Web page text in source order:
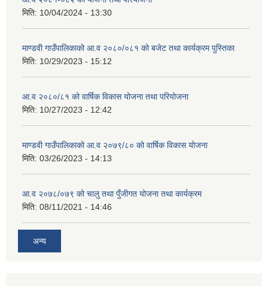
मिति: 10/04/2024 - 13:30
माण्डवी गाउँपालिकाको आ.व २०८०/०८१ को बजेट तथा कार्यक्रम पुस्तिका
मिति: 10/29/2023 - 15:12
आ.व २०८०/८१ को वार्षिक विकास योजना तथा परियोजना
मिति: 10/27/2023 - 12:42
माण्डवी गाउँपालिकाको आ.व २०७९/८० को वार्षिक विकास योजना
मिति: 03/26/2023 - 14:13
आ.व २०७८/०७९ को चालु तथा पुँजीगत योजना तथा कार्यक्रम
मिति: 08/11/2021 - 14:46
अन्य